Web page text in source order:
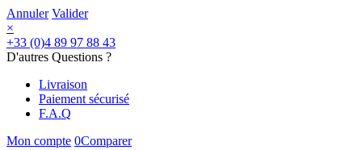
Annuler Valider
×
+33 (0)4 89 97 88 43
D'autres Questions ?
Livraison
Paiement sécurisé
F.A.Q
Mon compte 0Comparer